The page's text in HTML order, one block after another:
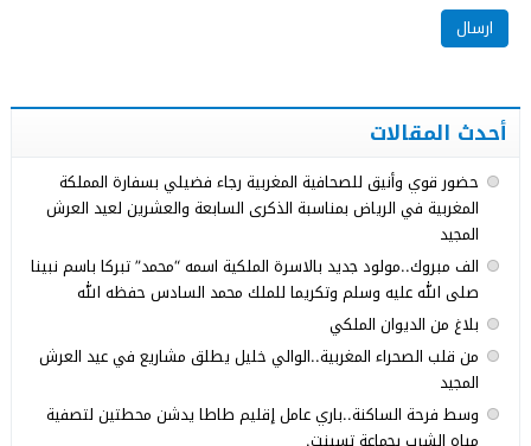
أحدث المقالات
حضور قوي وأنيق للصحافية المغربية رجاء فضيلي بسفارة المملكة
المغربية في الرياض بمناسبة الذكرى السابعة والعشرين لعيد العرش
المجيد
الف مبروك..مولود جديد بالاسرة الملكية اسمه “محمد” تبركا باسم نبينا
صلى الله عليه وسلم وتكريما للملك محمد السادس حفظه الله
بلاغ من الديوان الملكي
من قلب الصحراء المغربية..الوالي خليل يطلق مشاريع في عيد العرش
المجيد
وسط فرحة الساكنة..باري عامل إقليم طاطا يدشن محطتين لتصفية